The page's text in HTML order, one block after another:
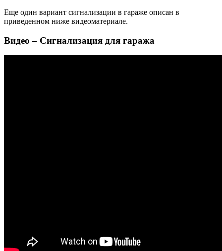
Еще один вариант сигнализации в гараже описан в
приведенном ниже видеоматериале.
Видео – Сигнализация для гаража